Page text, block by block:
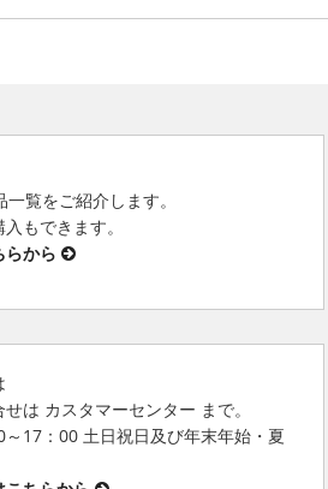
覧をご紹介します。
もできます。
らから
は カスタマーセンター まで。
17：00 土日祝日及び年末年始・夏